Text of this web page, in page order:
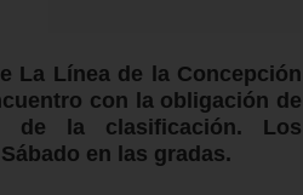
La Línea de la Concepción
con la obligación de
la clasificación. Los
en las gradas.